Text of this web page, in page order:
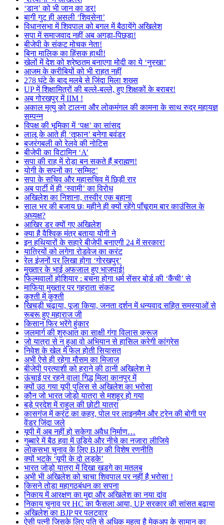
‘डान’ को भी जान का डर!
बागी गुट ही असली ‘शिवसेना’
विधानसभा में शिवपाल को बगल में बैठायेंगे अखिलेश
सपा में समाजवाद नहीं अब अगड़ा-पिछड़ा!
बीजेपी के संकट मोचक नेता!
बिना मालिक का हिंसक हाथी!
खेलों में देश को श्रेष्ठतम बनाएगा मोदी का ये ‘नुस्खा’
आजम के करीबियों को भी राहत नहीं
278 घंटे के बाद मलबे से जिंदा मिला शख्स
UP में शिक्षामित्रों की बल्ले-बल्ले, हुए शिक्षकों के बराबर!
अब गोरखपुर में IIM !
अकाल मृत्यु को टालना और लोकमंगल की कामना के साथ रुद्र महायज्ञ
सम्पन्न
विपक्ष की भूमिका में ‘पक्ष’ का सांसद
लालू के आते ही ‘तूफान’ बनेगा बवंडर
बजरंगबली को रेलवे की नोटिस
बीजेपी का विटामिन ‘A’
सपा की राह में रोड़ा बन सकते हैं ब्राह्मण!
योगी के सपनों का ‘सम्मिट’
सपा के सचिव और महासचिव में छिड़ी रार
अब पार्टी में ही ‘स्वामी’ का विरोध
अखिलेश का निशाना, तस्वीर एक बहाना
साल भर की बजाय छः महीने ही क्यों रहेंगे पाँचूराम बार काउंसिल के
अध्यक्ष?
आखिर डर क्यों गए अखिलेश
क्या है वैश्विक मंत्र बताया योगी ने
इन हथियारों के सहारे बीजेपी बनाएगी 24 में सरकार!
यात्रियों को लगेगा रोडवेज का करंट
रेल इंजनों पर लिखा होगा ‘गोरखपुर’
मुख्तार के भाई अफजाल हुए भाजपाई!
फिल्मवालों होशियार : बचना होगा धर्म सेंसर बोर्ड की ‘कैंची’ से
माफिया मुख्तार पर गहराता संकट
कुश्ती में कुश्ती
खिचड़ी चढ़ाया, पूजा किया, जनता दर्शन में धन्यवाद सहित समस्याओं से
रूबरू हुए महाराज जी
किसान फिर भरेंगे हुंकार
जलमार्ग की शुरुआत का साक्षी गंगा विलास क्रूज
जो यात्रा से न हुआ वो अभियान से हासिल करेगी कांग्रेस
निवेश के खेल में फेल होती सियासत
अभी ऐसे ही रहेगा मौसम का मिजाज
बीजेपी प्रत्याशी को हराने की ठानी अखिलेश ने
ऊंचाई पर रहने वाला गिद्ध मिला कानपुर में
क्यों उठ गया यूपी पुलिस से अखिलेश का भरोसा
कौन जो भारत जोड़ो यात्रा से मशहूर हो गया
बड़े प्रदेश में राहुल की छोटी यात्रा
कासगंज में करंट का कहर, पोल पर लाइनमैन और ट्रेन की बोगी पर
वेंडर जिंदा जले
यूपी में अब नहीं हो सकेगा अवैध निर्माण…
गुब्बारे में बैठ हवा में उड़िये और नीचे का नजारा लीजिये
लोकसभा चुनाव के लिए BJP की विशेष रणनीति
क्यों भटके ‘यूपी के दो लड़के’
भारत जोड़ो यात्रा में दिखा खडगे का मतलब
अभी भी अखिलेश को चाचा शिवपाल पर नहीं है भरोसा !
किसने तोड़ा महागठबंधन का सपना
निकाय में आरक्षण का मुद्दा और अखिलेश का नया दांव
निकाय चुनाव पर HC का फैसला आया, UP सरकार की सांसत बढ़ाया
अखिलेश का BJP पर पलटवार
ऐसी पत्नी जिसके लिए पति से अधिक महत्व है मेकअप के सामान का